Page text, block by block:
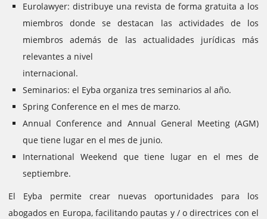
Eurolawyer: distribuye una revista de forma gratuita a los
miembros donde se destacan las actividades de los
miembros además de las actualidades jurídicas más
relevantes a nivel
internacional.
Seminarios: el Eyba organiza tres seminarios al año.
Spring Conference en el mes de marzo.
Annual Conference and Annual General Meeting (AGM)
que tiene lugar en el mes de junio.
International Weekend que tiene lugar en el mes de
septiembre.
El Eyba permite crear nuevas oportunidades para los
abogados en Europa, facilitando pautas y / o directrices con el